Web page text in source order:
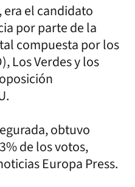
era el candidato
por parte de la
compuesta por los
Los Verdes y los
obtuvo
de los votos,
Europa Press.